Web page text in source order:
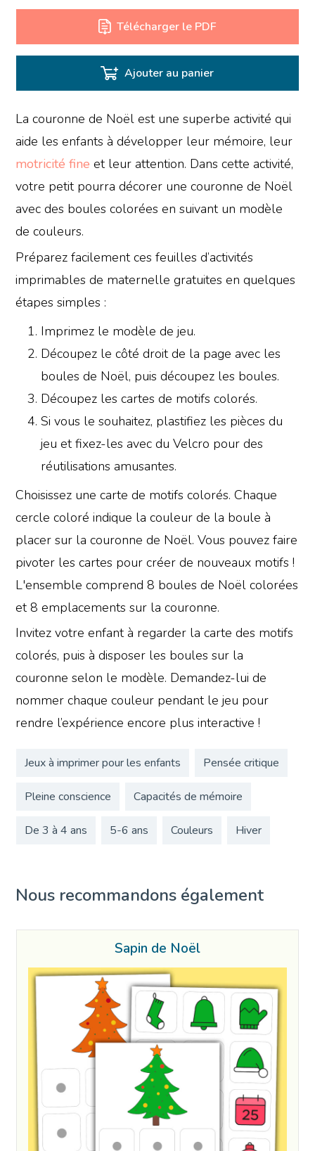
Télécharger le PDF
Ajouter au panier
La couronne de Noël est une superbe activité qui
aide les enfants à développer leur mémoire, leur
motricité fine et leur attention. Dans cette activité,
votre petit pourra décorer une couronne de Noël
avec des boules colorées en suivant un modèle
de couleurs.
Préparez facilement ces feuilles d’activités
imprimables de maternelle gratuites en quelques
étapes simples :
Imprimez le modèle de jeu.
Découpez le côté droit de la page avec les
boules de Noël, puis découpez les boules.
Découpez les cartes de motifs colorés.
Si vous le souhaitez, plastifiez les pièces du
jeu et fixez-les avec du Velcro pour des
réutilisations amusantes.
Choisissez une carte de motifs colorés. Chaque
cercle coloré indique la couleur de la boule à
placer sur la couronne de Noël. Vous pouvez faire
pivoter les cartes pour créer de nouveaux motifs !
L'ensemble comprend 8 boules de Noël colorées
et 8 emplacements sur la couronne.
Invitez votre enfant à regarder la carte des motifs
colorés, puis à disposer les boules sur la
couronne selon le modèle. Demandez-lui de
nommer chaque couleur pendant le jeu pour
rendre l’expérience encore plus interactive !
Jeux à imprimer pour les enfants Pensée critique
Pleine conscience Capacités de mémoire
De 3 à 4 ans 5-6 ans Couleurs Hiver
Nous recommandons également
Sapin de Noël